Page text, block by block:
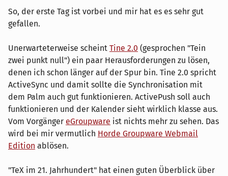
So, der erste Tag ist vorbei und mir hat es es sehr gut
gefallen.
Unerwarteterweise scheint Tine 2.0 (gesprochen "Tein
zwei punkt null") ein paar Herausforderungen zu lösen,
denen ich schon länger auf der Spur bin. Tine 2.0 spricht
ActiveSync und damit sollte die Synchronisation mit
dem Palm auch gut funktionieren. ActivePush soll auch
funktionieren und der Kalender sieht wirklich klasse aus.
Vom Vorgänger eGroupware ist nichts mehr zu sehen. Das
wird bei mir vermutlich Horde Groupware Webmail
Edition ablösen.
"TeX im 21. Jahrhundert" hat einen guten Überblick über